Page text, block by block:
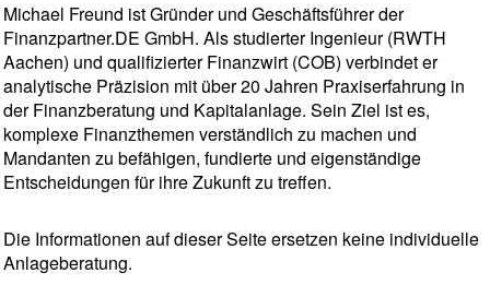
Michael Freund ist Gründer und Geschäftsführer der
Finanzpartner.DE GmbH. Als studierter Ingenieur (RWTH
Aachen) und qualifizierter Finanzwirt (COB) verbindet er
analytische Präzision mit über 20 Jahren Praxiserfahrung in
der Finanzberatung und Kapitalanlage. Sein Ziel ist es,
komplexe Finanzthemen verständlich zu machen und
Mandanten zu befähigen, fundierte und eigenständige
Entscheidungen für ihre Zukunft zu treffen.
Die Informationen auf dieser Seite ersetzen keine individuelle
Anlageberatung.